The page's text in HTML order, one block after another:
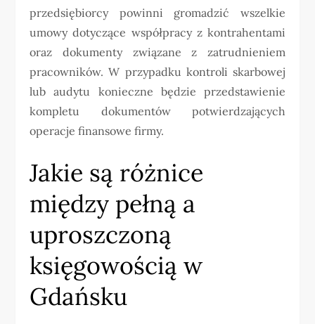
przedsiębiorcy powinni gromadzić wszelkie
umowy dotyczące współpracy z kontrahentami
oraz dokumenty związane z zatrudnieniem
pracowników. W przypadku kontroli skarbowej
lub audytu konieczne będzie przedstawienie
kompletu dokumentów potwierdzających
operacje finansowe firmy.
Jakie są różnice
między pełną a
uproszczoną
księgowością w
Gdańsku